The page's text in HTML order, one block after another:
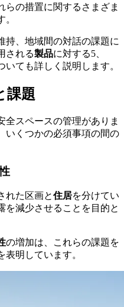
らの措置に関するさまざま
持、地域間の対話の課題に
される製品に対する5、
いても詳しく説明します。
課題
全スペースの管理がありま
いくつかの必須事項の間の
れた区画と住居を分けてい
を減少させることを目的と
の増加は、これらの課題を
表明しています。